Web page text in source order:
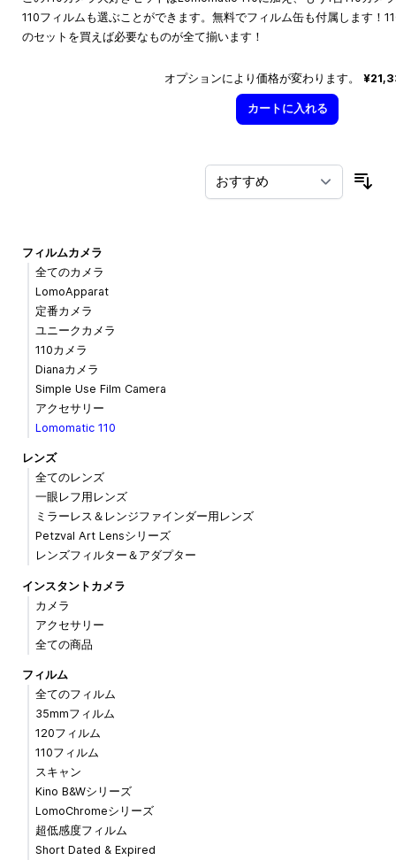
110フィルムも選ぶことができます。無料でフィルム缶も付属します！
のセットを買えば必要なものが全て揃います！
オプションにより価格が変わります。
カートに入れる
フィルムカメラ
全てのカメラ
LomoApparat
定番カメラ
ユニークカメラ
110カメラ
Dianaカメラ
Simple Use Film Camera
アクセサリー
Lomomatic 110
レンズ
全てのレンズ
一眼レフ用レンズ
ミラーレス＆レンジファインダー用レンズ
Petzval Art Lensシリーズ
レンズフィルター＆アダプター
インスタントカメラ
カメラ
アクセサリー
全ての商品
フィルム
全てのフィルム
35mmフィルム
120フィルム
110フィルム
スキャン
Kino B&Wシリーズ
LomoChromeシリーズ
超低感度フィルム
Short Dated & Expired